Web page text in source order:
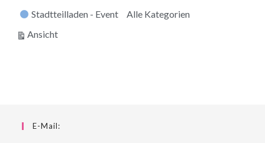
Stadtteilladen - Event
Alle Kategorien
Ansichtausdrucken
E-Mail: